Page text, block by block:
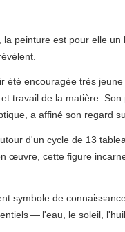
peinture est pour elle
été encouragée très
travail de la matière.
a affiné son regard
d'un cycle de 13
œuvre, cette figure
symbole de
— l'eau, le soleil,